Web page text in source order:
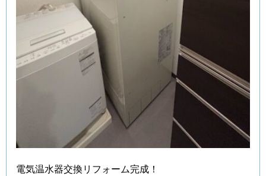
電気温水器交換リフォーム完成！